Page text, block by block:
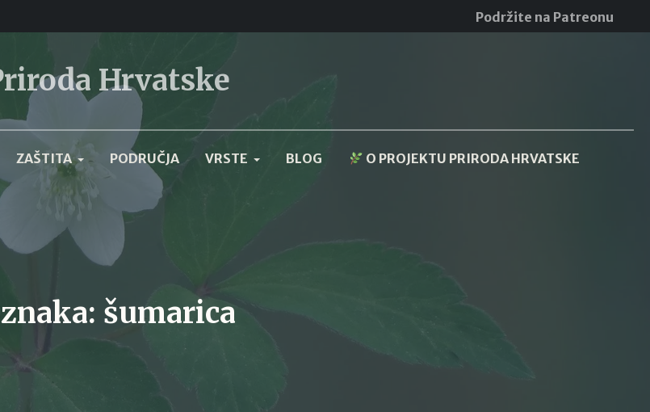
Podržite na Patreonu
Hrvatske
ZAŠTITA PODRUČJA VRSTE BLOG O PROJEKTU PRIRODA HRVATSKE
šumarica